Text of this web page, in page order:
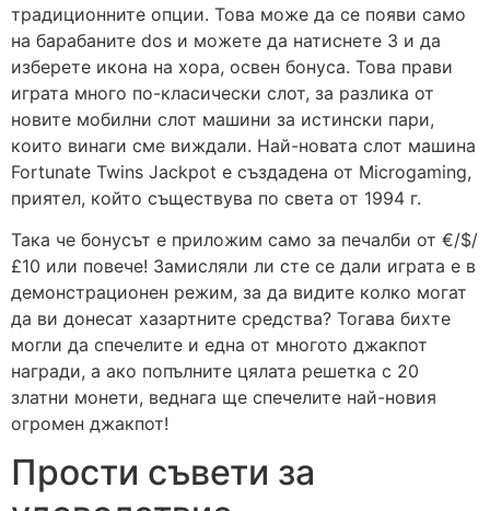
традиционните опции. Това може да се появи само
на барабаните dos и можете да натиснете 3 и да
изберете икона на хора, освен бонуса. Това прави
играта много по-класически слот, за разлика от
новите мобилни слот машини за истински пари,
които винаги сме виждали. Най-новата слот машина
Fortunate Twins Jackpot е създадена от Microgaming,
приятел, който съществува по света от 1994 г.
Така че бонусът е приложим само за печалби от €/$/
£10 или повече! Замисляли ли сте се дали играта е в
демонстрационен режим, за да видите колко могат
да ви донесат хазартните средства? Тогава бихте
могли да спечелите и една от многото джакпот
награди, а ако попълните цялата решетка с 20
златни монети, веднага ще спечелите най-новия
огромен джакпот!
Прости съвети за